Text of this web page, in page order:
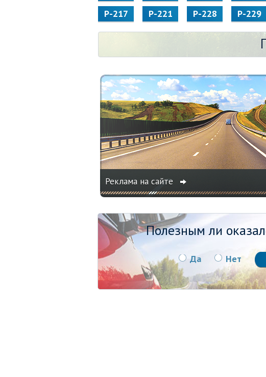
Р-217
Р-221 Р-228 Р-229
Реклама на сайте
Полезным ли
Да Нет